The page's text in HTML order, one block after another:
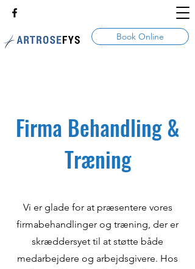
Book Online
Firma Behandling &
Træning
Vi er glade for at præsentere vores
firmabehandlinger og træning, der er
skræddersyet til at støtte både
medarbejdere og arbejdsgivere. Hos